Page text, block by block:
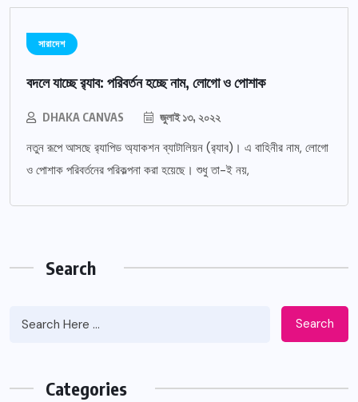
সারাদেশ
বদলে যাচ্ছে র‌্যাব: পরিবর্তন হচ্ছে নাম, লোগো ও পোশাক
DHAKA CANVAS জুলাই ১৩, ২০২২
নতুন রূপে আসছে র‌্যাপিড অ্যাকশন ব্যাটালিয়ন (র‌্যাব)। এ বাহিনীর নাম, লোগো
ও পোশাক পরিবর্তনের পরিকল্পনা করা হয়েছে। শুধু তা-ই নয়,
Search
Search
Categories